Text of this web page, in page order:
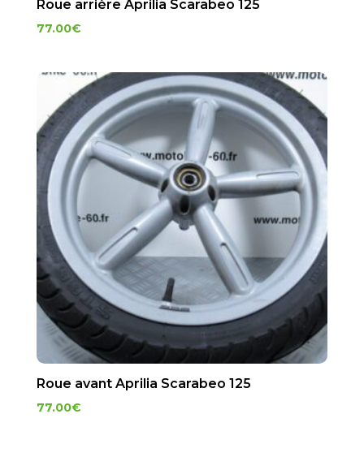
Roue arrière Aprilia Scarabeo 125
77.00€
Roue avant Aprilia Scarabeo 125
77.00€